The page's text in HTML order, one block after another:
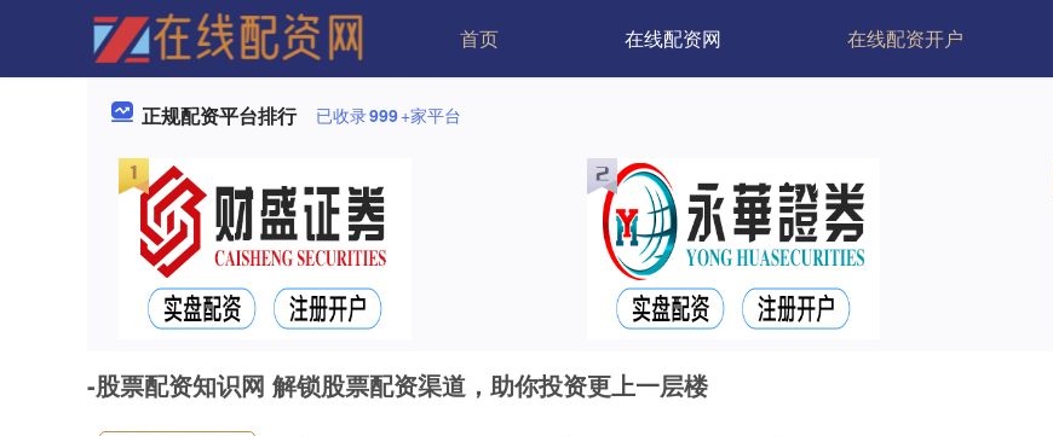
首页 在线配资网 在线配资开户
正规配资平台排行 已收录999+家平台
-股票配资知识网 解锁股票配资渠道，助你投资更上一层楼